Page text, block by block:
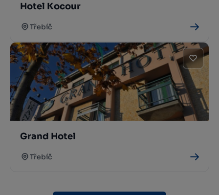
Hotel Kocour
Třebíč
Grand Hotel
Třebíč